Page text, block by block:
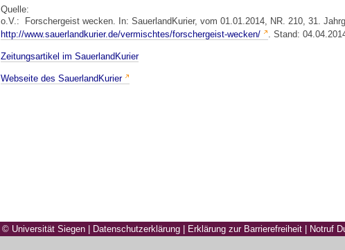
Quelle:
o.V.: Forschergeist wecken. In: SauerlandKurier, vom 01.01.2014, NR. 210, 31.
http://www.sauerlandkurier.de/vermischtes/forschergeist-wecken/
. Stand:
Zeitungsartikel im SauerlandKurier
Webseite des SauerlandKurier
© Universität Siegen| Datenschutzerklärung| Erklärung zur Barrierefreiheit| Notruf